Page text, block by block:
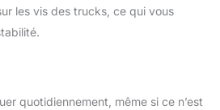
les vis des trucks, ce qui vous
quotidiennement, même si ce n’est